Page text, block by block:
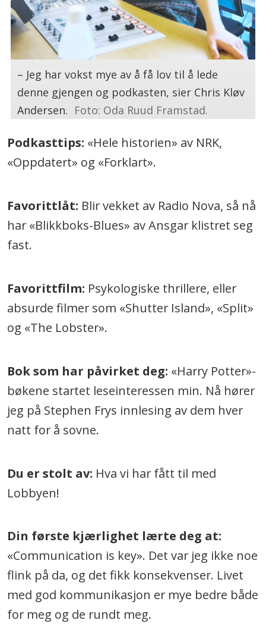
– Jeg har vokst mye av å få lov til å lede
denne gjengen og podkasten, sier Chris Kløv
Andersen. Foto: Oda Ruud Framstad.
Podkasttips: «Hele historien» av NRK,
«Oppdatert» og «Forklart».
Favorittlåt: Blir vekket av Radio Nova, så nå
har «Blikkboks-Blues» av Ansgar klistret seg
fast.
Favorittfilm: Psykologiske thrillere, eller
absurde filmer som «Shutter Island», «Split»
og «The Lobster».
Bok som har påvirket deg: «Harry Potter»-
bøkene startet leseinteressen min. Nå hører
jeg på Stephen Frys innlesing av dem hver
natt for å sovne.
Du er stolt av: Hva vi har fått til med
Lobbyen!
Din første kjærlighet lærte deg at:
«Communication is key». Det var jeg ikke noe
flink på da, og det fikk konsekvenser. Livet
med god kommunikasjon er mye bedre både
for meg og de rundt meg.